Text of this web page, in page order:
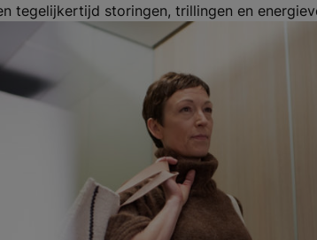
tegelijkertijd storingen, trillingen en